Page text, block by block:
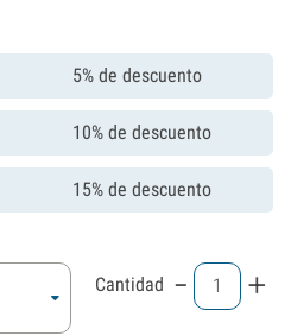
5% de descuento
10% de descuento
15% de descuento
Cantidad - +